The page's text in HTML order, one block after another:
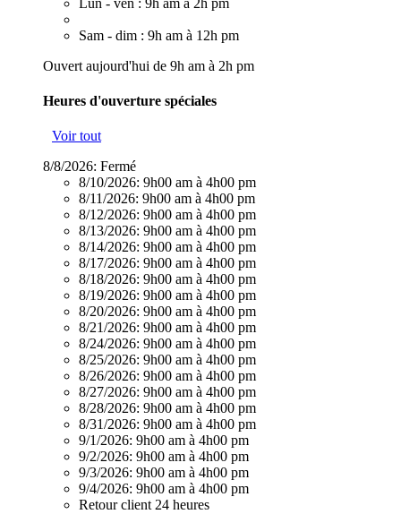
Sam - dim : 9h am à 12h pm
Ouvert aujourd'hui de 9h am à 2h pm
Heures d'ouverture spéciales
Voir tout
8/8/2026: Fermé
8/10/2026: 9h00 am à 4h00 pm
8/11/2026: 9h00 am à 4h00 pm
8/12/2026: 9h00 am à 4h00 pm
8/13/2026: 9h00 am à 4h00 pm
8/14/2026: 9h00 am à 4h00 pm
8/17/2026: 9h00 am à 4h00 pm
8/18/2026: 9h00 am à 4h00 pm
8/19/2026: 9h00 am à 4h00 pm
8/20/2026: 9h00 am à 4h00 pm
8/21/2026: 9h00 am à 4h00 pm
8/24/2026: 9h00 am à 4h00 pm
8/25/2026: 9h00 am à 4h00 pm
8/26/2026: 9h00 am à 4h00 pm
8/27/2026: 9h00 am à 4h00 pm
8/28/2026: 9h00 am à 4h00 pm
8/31/2026: 9h00 am à 4h00 pm
9/1/2026: 9h00 am à 4h00 pm
9/2/2026: 9h00 am à 4h00 pm
9/3/2026: 9h00 am à 4h00 pm
9/4/2026: 9h00 am à 4h00 pm
Retour client 24 heures